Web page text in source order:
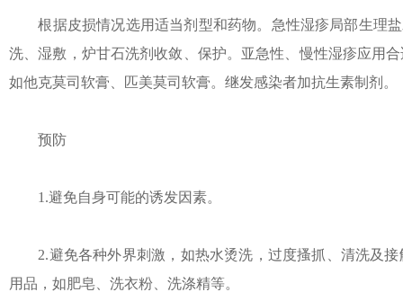
根据皮损情况选用适当剂型和药物。急性湿疹局部生理盐
洗、湿敷，炉甘石洗剂收敛、保护。亚急性、慢性湿疹应用
如他克莫司软膏、匹美莫司软膏。继发感染者加抗生素制剂。
预防
1.避免自身可能的诱发因素。
2.避免各种外界刺激，如热水烫洗，过度搔抓、清洗及接
用品，如肥皂、洗衣粉、洗涤精等。